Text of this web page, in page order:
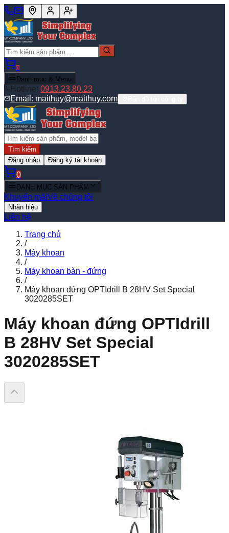
0
Danh mục & Menu
Hotline: 0913.23.80.23
Email: maithuy@maithuy.com
Tìm kiếm
Đăng nhập
Đăng ký tài khoản
0
DANH MỤC SẢN PHẨM
Khuyến mãiVề chúng tôi
Nhãn hiệu
Liên hệ
Trang chủ
/
Máy khoan
/
Máy khoan bàn - đứng
/
Máy khoan đứng OPTIdrill B 28HV Set Special
3020285SET
Máy khoan đứng OPTIdrill
B 28HV Set Special
3020285SET